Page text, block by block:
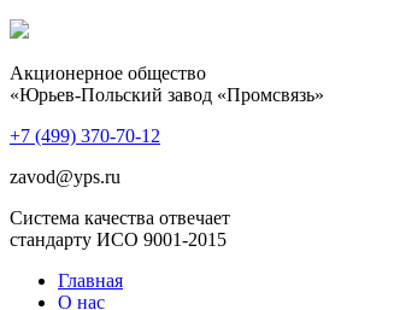
Акционерное общество
«Юрьев-Польский завод «Промсвязь»
+7 (499) 370-70-12
zavod@yps.ru
Система качества отвечает
стандарту ИСО 9001-2015
Главная
О нас